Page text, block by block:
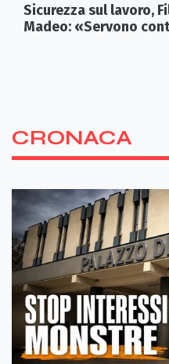
Sicurezza sul lavoro,
Madeo: «Servono
CRONACA